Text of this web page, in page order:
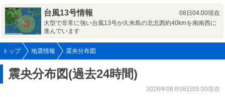
台風13号情報
08日04:00現在
大型で非常に強い台風13号が久米島の北北西約40kmを南南西に
進んでいます
トップ 地震情報 震央分布図
震央分布図(過去24時間)
2026年08月08日05:00現在